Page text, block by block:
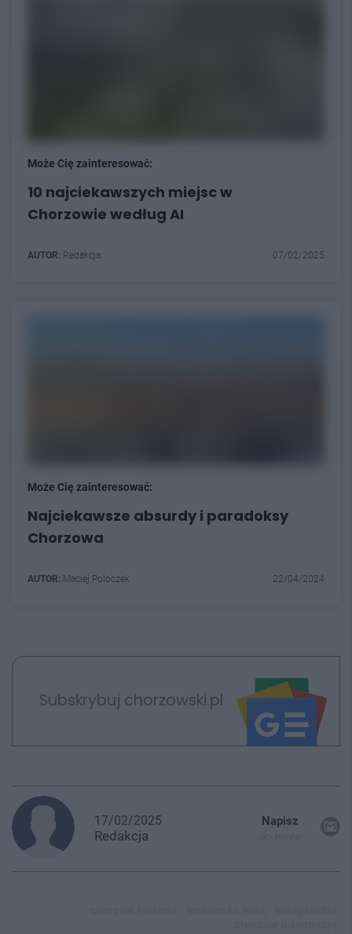
Może Cię zainteresować:
10 najciekawszych miejsc w
Chorzowie według AI
AUTOR: Redakcja 07/02/2025
Może Cię zainteresować:
Najciekawsze absurdy i paradoksy
Chorzowa
AUTOR: Maciej Poloczek 22/04/2024
Subskrybuj chorzowski.pl
17/02/2025
Redakcja
Napisz